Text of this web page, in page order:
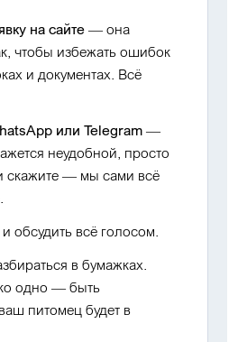
на сайте — она
чтобы избежать ошибок
и документах. Всё
или Telegram —
неудобной, просто
скажите — мы сами всё
обсудить всё голосом.
в бумажках.
одно — быть
питомец будет в